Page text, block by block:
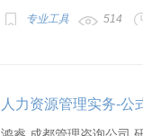
专业工具 514
人力资源管理实务-公